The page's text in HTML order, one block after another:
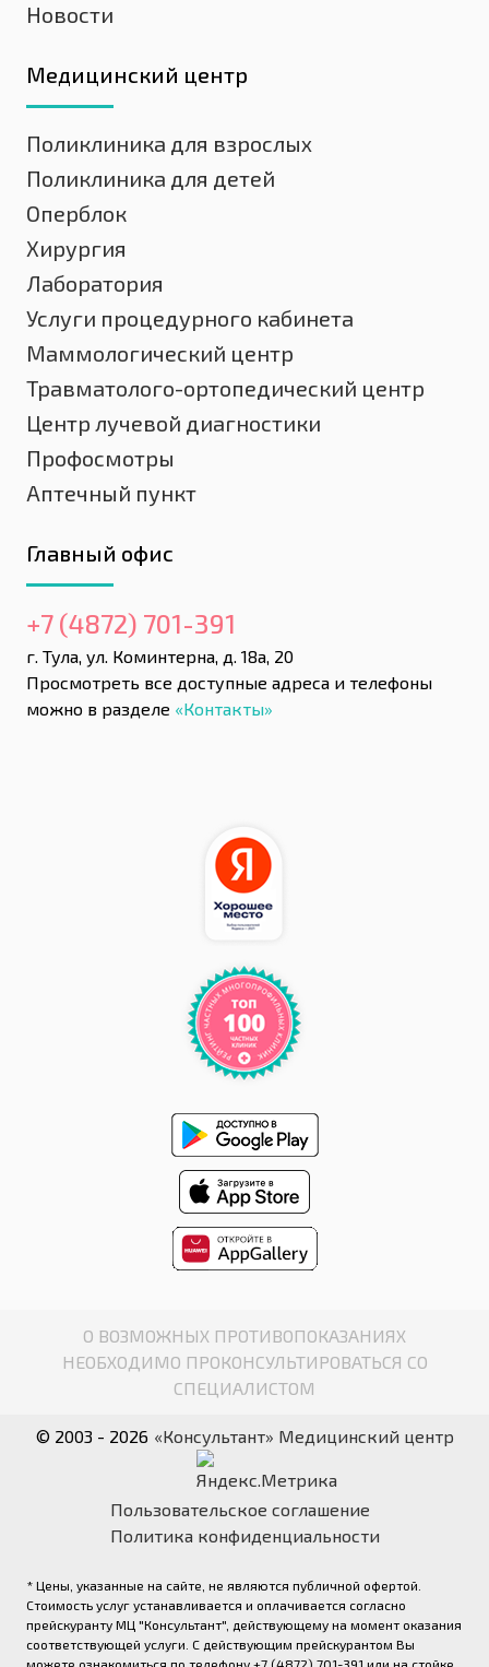
Новости
Медицинский центр
Поликлиника для взрослых
Поликлиника для детей
Оперблок
Хирургия
Лаборатория
Услуги процедурного кабинета
Маммологический центр
Травматолого-ортопедический центр
Центр лучевой диагностики
Профосмотры
Аптечный пункт
Главный офис
+7 (4872) 701-391
г. Тула, ул. Коминтерна, д. 18а, 20
Просмотреть все доступные адреса и телефоны
можно в разделе «Контакты»
О ВОЗМОЖНЫХ ПРОТИВОПОКАЗАНИЯХ
НЕОБХОДИМО ПРОКОНСУЛЬТИРОВАТЬСЯ СО
СПЕЦИАЛИСТОМ
© 2003 - 2026 «Консультант» Медицинский центр
Пользовательское соглашение
Политика конфиденциальности
* Цены, указанные на сайте, не являются публичной офертой.
Стоимость услуг устанавливается и оплачивается согласно
прейскуранту МЦ "Консультант", действующему на момент оказания
соответствующей услуги. С действующим прейскурантом Вы